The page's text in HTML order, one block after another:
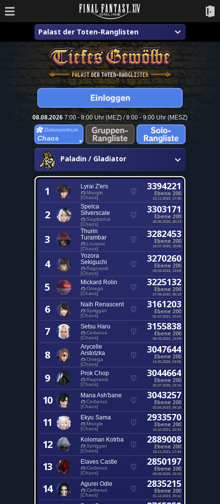
Palast der Toten-Ranglisten
08.08.2026 7:00 - 8:00 Uhr (MEZ) / 8:00 - 9:00 Uhr (MESZ)
Chaos
Paladin / Gladiator
1 Lyrai Z'ers
Moogle
[Chaos]
3394221
Ebene 200
23.11.2022, 17:36
2
Spelca
Silverscale
Sagittarius
[Chaos]
3303171
Ebene 200
26.05.2025, 20:13
3
Thurin
Turambar
Louisoix
[Chaos]
3282453
Ebene 200
14.07.2025, 19:06
4
Yozora
Sekiguchi
Ragnarok
[Chaos]
3270260
Ebene 200
03.03.2022, 13:59
5 Mickard Rolin
Omega
[Chaos]
3225132
Ebene 200
27.09.2022, 06:19
6 Naih Renascent
Spriggan
[Chaos]
3161203
Ebene 200
01.07.2021, 15:01
7 Setsu Haru
Cerberus
[Chaos]
3155838
Ebene 200
06.03.2022, 15:58
8
Arycelle
Arstotzka
Omega
[Chaos]
3047644
Ebene 200
14.05.2026, 03:05
9 Prok Chop
Ragnarok
[Chaos]
3044664
Ebene 200
25.07.2020, 22:16
10 Mana Ash'bane
Cerberus
[Chaos]
3043257
Ebene 200
02.03.2023, 09:18
11 Ekyu Sama
Moogle
[Chaos]
2933570
Ebene 200
14.10.2021, 22:33
12 Koloman Kotrba
Spriggan
[Chaos]
2889008
Ebene 200
18.11.2021, 17:44
13 Elaves Castle
Cerberus
[Chaos]
2850197
Ebene 200
09.09.2025, 19:10
14 Agurei Odle
Cerberus
[Chaos]
2835215
Ebene 200
31.12.2022, 20:12